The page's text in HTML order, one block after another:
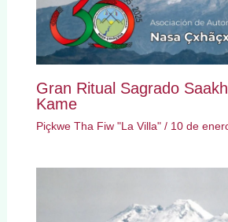
Gran Ritual Sagrado
Kame
Piçkwe Tha Fiw "La Villa"/ 10 de